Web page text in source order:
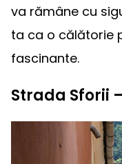
va rămâne cu
ta ca o călătorie
fascinante.
Strada Sforii